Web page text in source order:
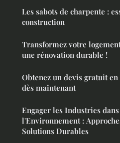
Les sabots de charpente :
construction
Transformez votre
une rénovation durable !
Obtenez un devis gratuit en
dès maintenant
Engager les Industries
l'Environnement :
Solutions Durables